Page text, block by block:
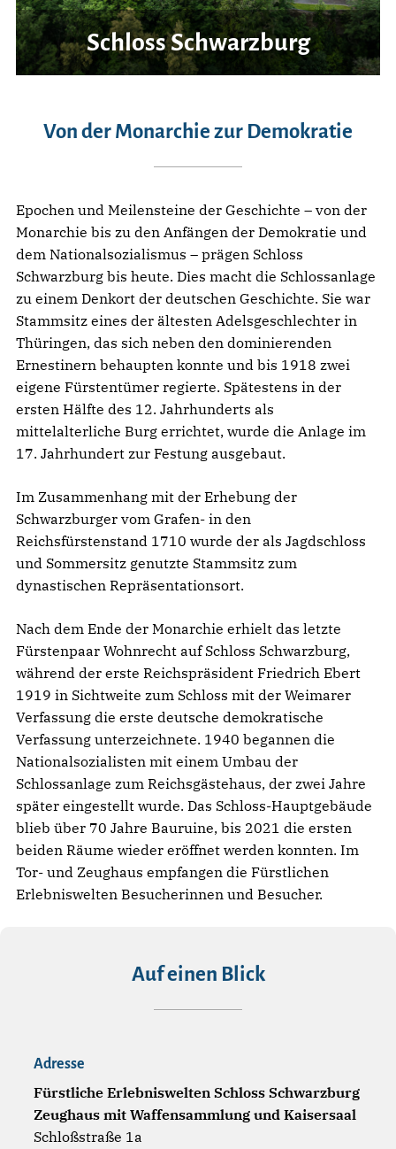
Schloss Schwarzburg
Von der Monarchie zur Demokratie
Epochen und Meilensteine der Geschichte – von der
Monarchie bis zu den Anfängen der Demokratie und
dem Nationalsozialismus – prägen Schloss
Schwarzburg bis heute. Dies macht die Schlossanlage
zu einem Denkort der deutschen Geschichte. Sie war
Stammsitz eines der ältesten Adelsgeschlechter in
Thüringen, das sich neben den dominierenden
Ernestinern behaupten konnte und bis 1918 zwei
eigene Fürstentümer regierte. Spätestens in der
ersten Hälfte des 12. Jahrhunderts als
mittelalterliche Burg errichtet, wurde die Anlage im
17. Jahrhundert zur Festung ausgebaut.
Im Zusammenhang mit der Erhebung der
Schwarzburger vom Grafen- in den
Reichsfürstenstand 1710 wurde der als Jagdschloss
und Sommersitz genutzte Stammsitz zum
dynastischen Repräsentationsort.
Nach dem Ende der Monarchie erhielt das letzte
Fürstenpaar Wohnrecht auf Schloss Schwarzburg,
während der erste Reichspräsident Friedrich Ebert
1919 in Sichtweite zum Schloss mit der Weimarer
Verfassung die erste deutsche demokratische
Verfassung unterzeichnete. 1940 begannen die
Nationalsozialisten mit einem Umbau der
Schlossanlage zum Reichsgästehaus, der zwei Jahre
später eingestellt wurde. Das Schloss-Hauptgebäude
blieb über 70 Jahre Bauruine, bis 2021 die ersten
beiden Räume wieder eröffnet werden konnten. Im
Tor- und Zeughaus empfangen die Fürstlichen
Erlebniswelten Besucherinnen und Besucher.
Auf einen Blick
Adresse
Fürstliche Erlebniswelten Schloss Schwarzburg
Zeughaus mit Waffensammlung und Kaisersaal
Schloßstraße 1a